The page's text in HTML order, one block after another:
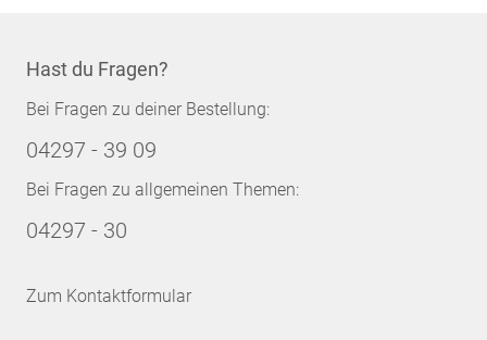
Hast du Fragen?
Bei Fragen zu deiner Bestellung:
04297 - 39 09
Bei Fragen zu allgemeinen Themen:
04297 - 30
Zum Kontaktformular